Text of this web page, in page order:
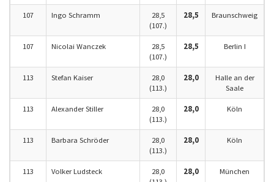
107 Ingo Schramm
28,5
(107.)
28,5 Braunschweig
107 Nicolai Wanczek
28,5
(107.)
28,5 Berlin I
113 Stefan Kaiser
28,0
(113.)
28,0
Halle an der
Saale
113 Alexander Stiller
28,0
(113.)
28,0 Köln
113 Barbara Schröder
28,0
(113.)
28,0 Köln
113 Volker Ludsteck
28,0
28,0 München